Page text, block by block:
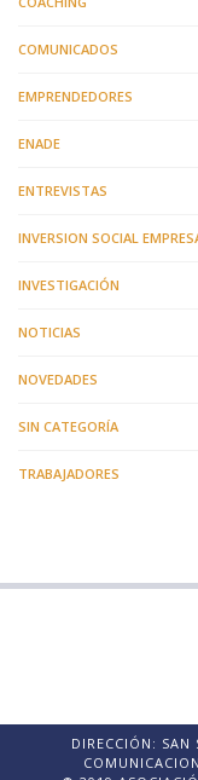
COMUNICADOS
EMPRENDEDORES
ENADE
ENTREVISTAS
INVERSION SOCIAL
INVESTIGACIÓN
NOTICIAS
NOVEDADES
SIN CATEGORÍA
TRABAJADORES
DIRECCIÓN: